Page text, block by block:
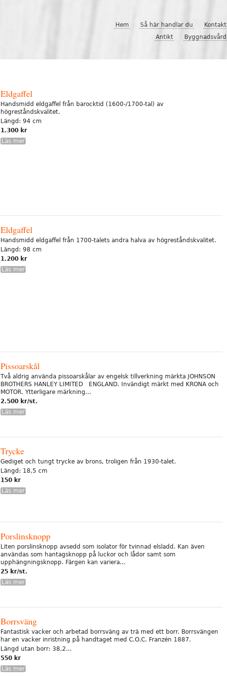
Hem Så här handlar du
Kontakt
Antikt
Byggnadsvård
Eldgaffel
Handsmidd eldgaffel från barocktid (1600-/1700-tal) av
högreståndskvalitet.
Längd: 94 cm
1.300 kr
Läs mer
Eldgaffel
Handsmidd eldgaffel från 1700-talets andra halva av högreståndskvalitet.
Längd: 98 cm
1.200 kr
Läs mer
Pissoarskål
Två aldrig använda pissoarskålar av engelsk tillverkning märkta JOHNSON
BROTHERS HANLEY LIMITED ENGLAND. Invändigt märkt med KRONA och
MOTOR. Ytterligare märkning...
2.500 kr/st.
Läs mer
Trycke
Gediget och tungt trycke av brons, troligen från 1930-talet.
Längd: 18,5 cm
150 kr
Läs mer
Porslinsknopp
Liten porslinsknopp avsedd som isolator för tvinnad elsladd. Kan även
användas som hantagsknopp på luckor och lådor samt som
upphängningsknopp. Färgen kan variera...
25 kr/st.
Läs mer
Borrsväng
Fantastisk vacker och arbetad borrsväng av trä med ett borr. Borrsvängen
har en vacker inristning på handtaget med C.O.C. Franzén 1887.
Längd utan borr: 38,2...
550 kr
Läs mer